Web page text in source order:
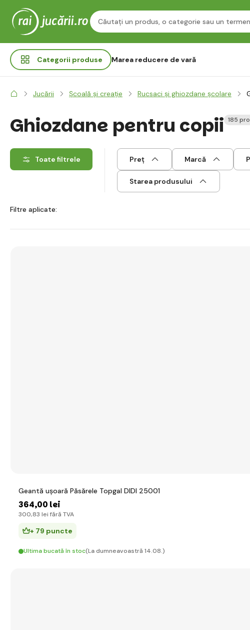
Categorii produse Marea reducere de vară
Jucării Școală și creație Rucsaci și ghiozdane școlare
Ghiozdane pentru copii 185
Toate filtrele Preț Marcă
Starea produsului
Filtre aplicate:
Geantă ușoară Păsărele Topgal DIDI 25001
364,00 lei
300,83 lei fără TVA
+ 79 puncte
Ultima bucată în stoc(La dumneavoastră 14.08.)